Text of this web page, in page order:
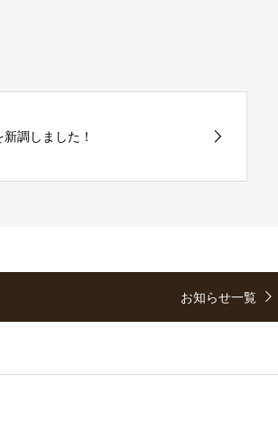
調しました！
お知らせ一覧